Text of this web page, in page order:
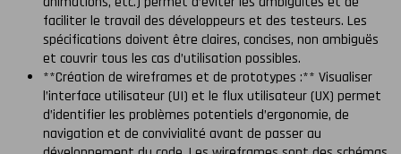
faciliter le travail des développeurs et des testeurs. Les
spécifications doivent être claires, concises, non ambiguës
et couvrir tous les cas d’utilisation possibles.
**Création de wireframes et de prototypes :** Visualiser
l’interface utilisateur (UI) et le flux utilisateur (UX) permet
d’identifier les problèmes potentiels d’ergonomie, de
navigation et de convivialité avant de passer au